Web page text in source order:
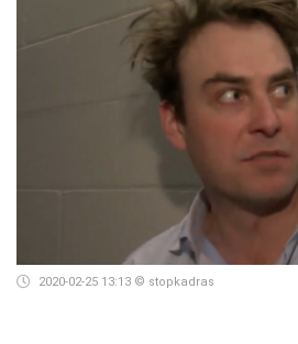
2020-02-25 13:13 © stopkadras